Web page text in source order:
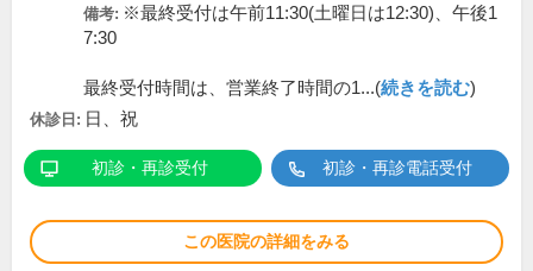
備考: ※最終受付は午前11:30(土曜日は12:30)、午後1
7:30
最終受付時間は、営業終了時間の1...(続きを読む)
休診日: 日、祝
初診・再診受付 初診・再診電話受付
この医院の詳細をみる